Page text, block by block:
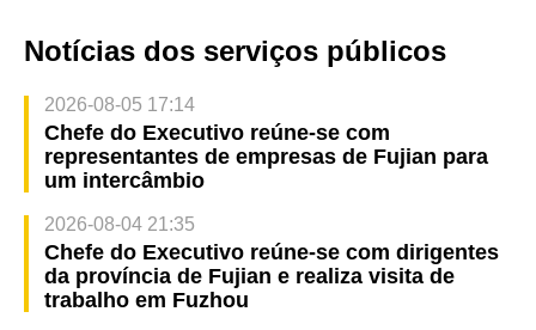
Notícias dos serviços públicos
2026-08-05 17:14
Chefe do Executivo reúne-se com
representantes de empresas de Fujian para
um intercâmbio
2026-08-04 21:35
Chefe do Executivo reúne-se com dirigentes
da província de Fujian e realiza visita de
trabalho em Fuzhou